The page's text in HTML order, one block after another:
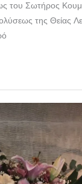
του Σωτήρος
της Θείας